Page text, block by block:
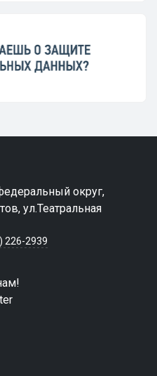
округ,
ул.Театральная
226-2939